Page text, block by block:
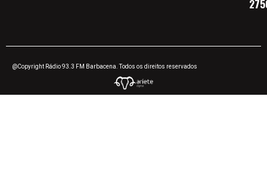
@Copyright Rádio 93.3 FM Barbacena. Todos os direitos reservados